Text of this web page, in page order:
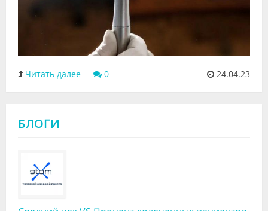
Читать далее 0 24.04.23
БЛОГИ